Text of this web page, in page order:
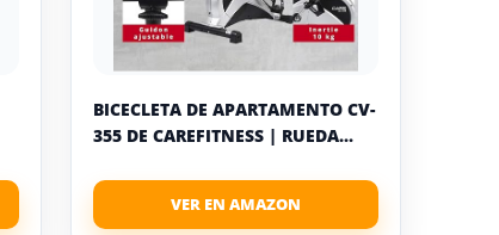
BICECLETA DE APARTAMENTO CV-
355 DE CAREFITNESS | RUEDA...